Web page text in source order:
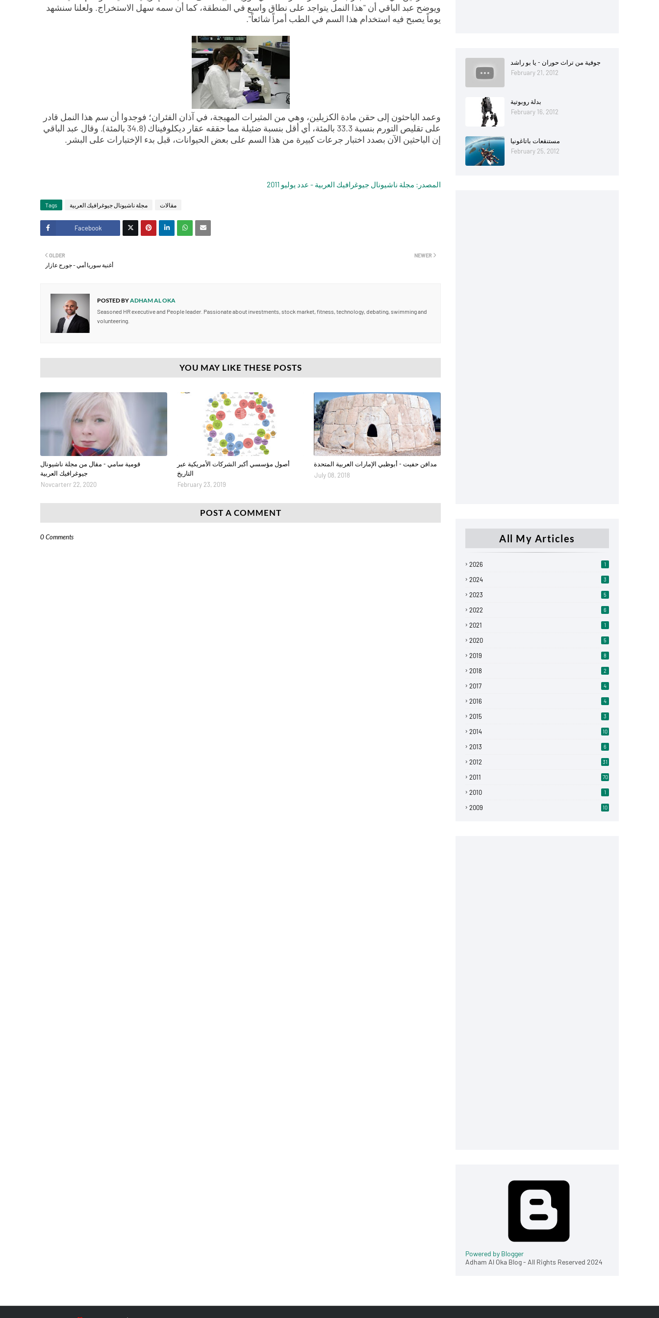
ويوضح عبد الباقي أن "هذا النمل يتواجد على نطاق واسع في المنطقة، كما أن سمه سهل الاستخراج. ولعلنا سنشهد
يوماً يصبح فيه استخدام هذا السم في الطب أمراً شائعاً".
وعمد الباحثون إلى حقن مادة الكزيلين، وهي من المثيرات المهيجة، في آذان الفئران؛ فوجدوا أن سم هذا النمل قادر
على تقليص التورم بنسبة 33.3 بالمئة، أي أقل بنسبة ضئيلة مما حققه عقار ديكلوفيناك (34.8 بالمئة). وقال عبد الباقي
إن الباحثين الآن بصدد اختبار جرعات كبيرة من هذا السم على بعض الحيوانات، قبل بدء الإختبارات على البشر.
المصدر: مجلة ناشيونال جيوغرافيك العربية - عدد يوليو 2011
Tags مجلة ناشيونال جيوغرافيك العربية مقالات
Facebook
NEWER
OLDER
أغنية سوريا أمي - جورج عازار
POSTED BYADHAM AL OKA
Seasoned HR executive and People leader. Passionate about investments, stock market, fitness, technology, debating, swimming and
volunteering.
YOU MAY LIKE THESE POSTS
قومية سامي - مقال من مجلة ناشيونال
جيوغرافيك العربية
Novcarterr 22, 2020
أصول مؤسسي أكبر الشركات الأمريكية عبر
التاريخ
February 23, 2019
مدافن حفيت - أبوظبي الإمارات العربية المتحدة
July 08, 2018
POST A COMMENT
0 Comments
جوفية من تراث حوران - يا بو راشد
February 21, 2012
بدلة روبوتية
February 16, 2012
مستنقعات باتاغونيا
February 25, 2012
All My Articles
2026 1
2024 3
2023 5
2022 6
2021 1
2020 5
2019 8
2018 2
2017 4
2016 4
2015 3
2014 10
2013 6
2012 31
2011 70
2010 1
2009 10
Powered by Blogger
Adham Al Oka Blog - All Rights Reserved 2024